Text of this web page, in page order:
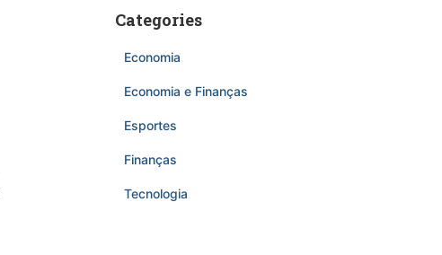
Categories
Economia
Economia e Finanças
Esportes
Finanças
Tecnologia